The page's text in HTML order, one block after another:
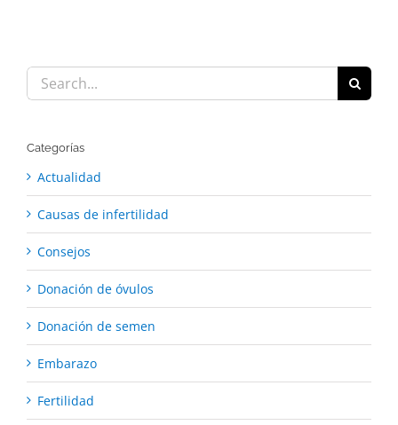
Search
for:
Categorías
Actualidad
Causas de infertilidad
Consejos
Donación de óvulos
Donación de semen
Embarazo
Fertilidad